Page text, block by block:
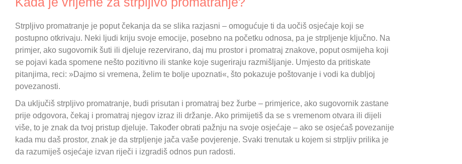
Strpljivo promatranje je poput čekanja da se slika razjasni – omogućuje ti da uočiš osjećaje koji se
postupno otkrivaju. Neki ljudi kriju svoje emocije, posebno na početku odnosa, pa je strpljenje ključno. Na
primjer, ako sugovornik šuti ili djeluje rezervirano, daj mu prostor i promatraj znakove, poput osmijeha koji
se pojavi kada spomene nešto pozitivno ili stanke koje sugeriraju razmišljanje. Umjesto da pritiskate
pitanjima, reci: »Dajmo si vremena, želim te bolje upoznati«, što pokazuje poštovanje i vodi ka dubljoj
povezanosti.
Da uključiš strpljivo promatranje, budi prisutan i promatraj bez žurbe – primjerice, ako sugovornik zastane
prije odgovora, čekaj i promatraj njegov izraz ili držanje. Ako primijetiš da se s vremenom otvara ili dijeli
više, to je znak da tvoj pristup djeluje. Također obrati pažnju na svoje osjećaje – ako se osjećaš povezanije
kada mu daš prostor, znak je da strpljenje jača vaše povjerenje. Svaki trenutak u kojem si strpljiv prilika je
da razumiješ osjećaje izvan riječi i izgradiš odnos pun radosti.